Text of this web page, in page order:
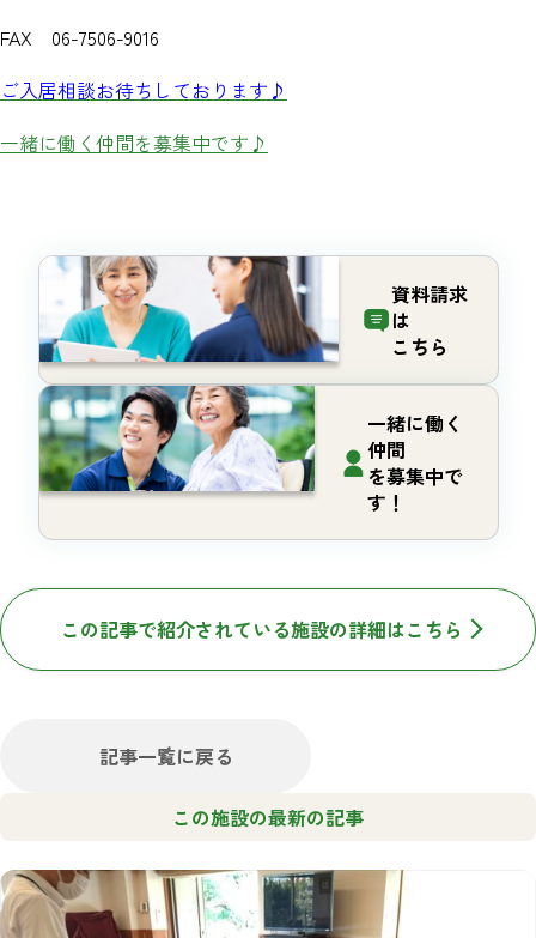
FAX 06-7506-9016
ご入居相談お待ちしております♪
一緒に働く仲間を募集中です♪
資料請求
は
こちら
一緒に働く
仲間
を募集中で
す！
この記事で紹介されている施設の詳細はこちら
記事一覧に戻る
この施設の最新の記事